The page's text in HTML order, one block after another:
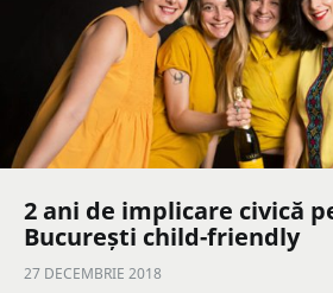
2 ani de implicare civică
București child-friendly
27 DECEMBRIE 2018